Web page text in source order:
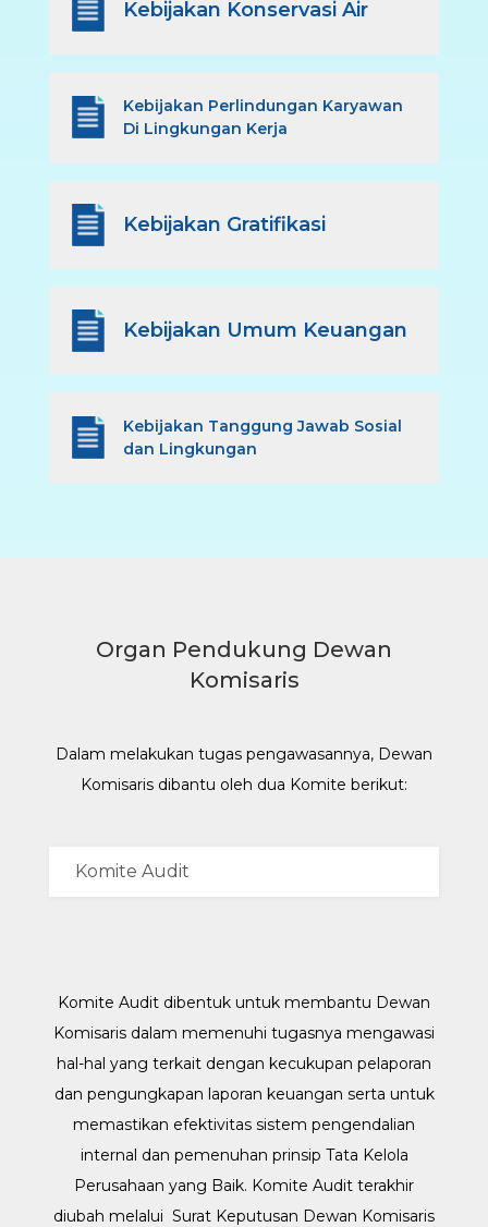
Kebijakan Konservasi Air
Kebijakan Perlindungan Karyawan
Di Lingkungan Kerja
Kebijakan Gratifikasi
Kebijakan Umum Keuangan
Kebijakan Tanggung Jawab Sosial
dan Lingkungan
Organ Pendukung Dewan
Komisaris
Dalam melakukan tugas pengawasannya, Dewan
Komisaris dibantu oleh dua Komite berikut:
Komite Audit dibentuk untuk membantu Dewan
Komisaris dalam memenuhi tugasnya mengawasi
hal-hal yang terkait dengan kecukupan pelaporan
dan pengungkapan laporan keuangan serta untuk
memastikan efektivitas sistem pengendalian
internal dan pemenuhan prinsip Tata Kelola
Perusahaan yang Baik. Komite Audit terakhir
diubah melalui Surat Keputusan Dewan Komisaris